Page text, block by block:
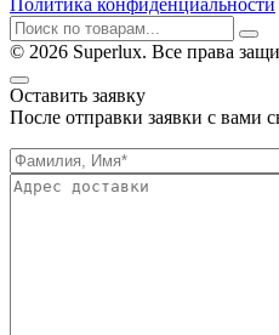
© 2026 Superlux. Все права
Оставить заявку
После отправки заявки с вами